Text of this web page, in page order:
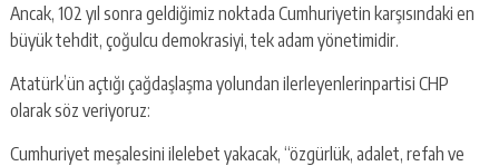
Ancak, 102 yıl sonra geldiğimiz noktada Cumhuriyetin karşısındaki en
büyük tehdit, çoğulcu demokrasiyi, tek adam yönetimidir.
Atatürk’ün açtığı çağdaşlaşma yolundan ilerleyenlerinpartisi CHP
olarak söz veriyoruz:
Cumhuriyet meşalesini ilelebet yakacak, “özgürlük, adalet, refah ve